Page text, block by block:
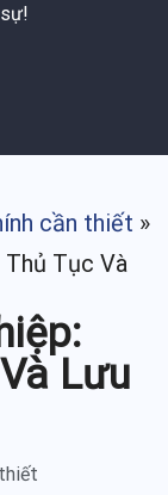
cần thiết »
Thủ Tục Và
Lưu